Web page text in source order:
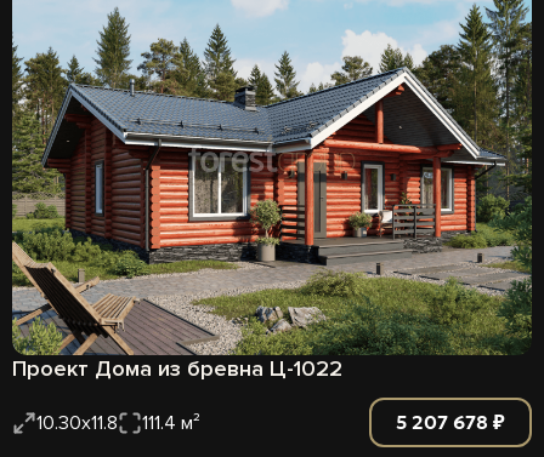
Проект Дома из бревна Ц-1022
10.30x11.8 111.4 м² 5 207 678 ₽